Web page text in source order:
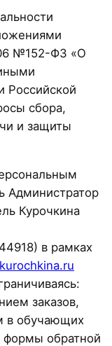
№152-ФЗ «О
Российской
сбора,
и защиты
Администратор
Курочкина
в рамках
заказов,
в обучающих
обратной